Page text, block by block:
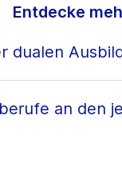
Entdecke
dualen
an den